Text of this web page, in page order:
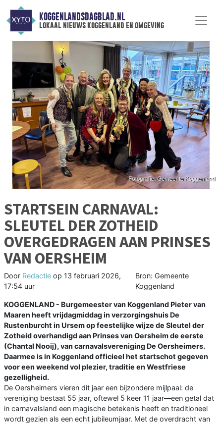
KOGGENLANDSDAGBLAD.NL
lokaal nieuws koggenland en omgeving
STARTSEIN CARNAVAL:
SLEUTEL DER ZOTHEID
OVERGEDRAGEN AAN PRINSES
VAN OERSHEIM
Door Redactie op 13 februari 2026,
17:54 uur
Bron: Gemeente
Koggenland
KOGGENLAND - Burgemeester van Koggenland Pieter van
Maaren heeft vrijdagmiddag in verzorgingshuis De
Rustenburcht in Ursem op feestelijke wijze de Sleutel der
Zotheid overhandigd aan Prinses van Oersheim de eerste
(Chantal Nooij), van carnavalsvereniging De Oersheimers.
Daarmee is in Koggenland officieel het startschot gegeven
voor een weekend vol plezier, traditie en Westfriese
gezelligheid.
De Oersheimers vieren dit jaar een bijzondere mijlpaal: de
vereniging bestaat 55 jaar, oftewel 5 keer 11 jaar—een getal dat
in carnavalsland een magische betekenis heeft en traditioneel
wordt gezien als een echt jubileumjaar. Met de overdracht van